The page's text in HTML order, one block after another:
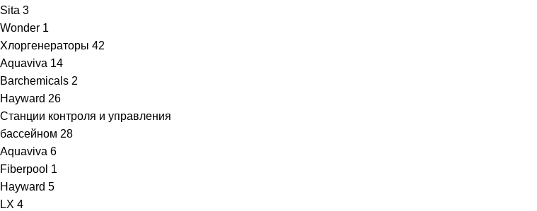
Sita 3
Wonder 1
Хлоргенераторы 42
Aquaviva 14
Barchemicals 2
Hayward 26
Станции контроля и управления
бассейном 28
Aquaviva 6
Fiberpool 1
Hayward 5
LX 4